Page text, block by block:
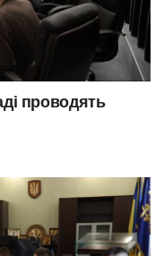
проводять